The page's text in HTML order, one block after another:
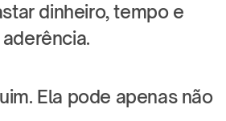
dinheiro, tempo e
Ela pode apenas não